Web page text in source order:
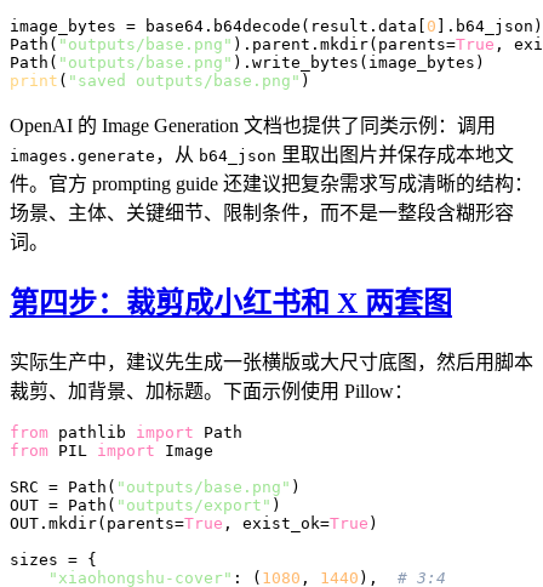
image_bytes = base64.b64decode(result.data[ 0 ].b64_json)
Path( "outputs/base.png" ).parent.mkdir(parents=True ,
Path( "outputs/base.png"
print ( "saved outputs/base.png"
OpenAI 的 Image Generation 文档也提供了同类示例：调用
images.generate ，从 b64_json 里取出图片并保存成本地文
件。官方 prompting guide 还建议把复杂需求写成清晰的结构：
场景、主体、关键细节、限制条件，而不是一整段含糊形容
词。
第四步：裁剪成小红书和 X 两套图
实际生产中，建议先生成一张横版或大尺寸底图，然后用脚本
裁剪、加背景、加标题。下面示例使用 Pillow：
from pathlib import
from PIL import Image
SRC = Path( "outputs/base.png" )
OUT = Path( "outputs/export" )
OUT.mkdir(parents=True , exist_ok=True )
sizes = {
"xiaohongshu-cover" : ( 1080 , 1440 ), # 3:4